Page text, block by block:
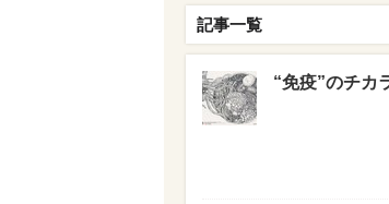
記事一覧
“免疫”のチカ